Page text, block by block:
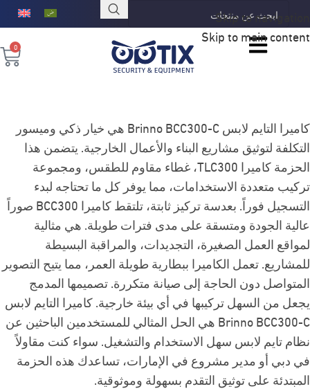
Skip to navigation
Skip to main content
0
كاميرا التايم لابس Brinno BCC300-C هي خيار ذكي وميسور
التكلفة لتوثيق مشاريع البناء والأعمال الخارجية. يتضمن هذا
الحزمة كاميرا TLC300، غطاء مقاوم للطقس، ومجموعة
تركيب متعددة الاستخدامات، مما يوفر كل ما تحتاجه لبدء
التسجيل فوراً. بعدسة تركيز ثابتة، تلتقط كاميرا BCC300 صوراً
عالية الجودة ومتسقة على مدى فترات طويلة. هي مثالية
لمواقع العمل الصغيرة، التجديدات، والمراقبة البسيطة
للمشاريع. تعمل الكاميرا ببطارية طويلة العمر، مما يتيح التصوير
المتواصل دون الحاجة إلى صيانة متكررة. تصميمها المدمج
يجعل من السهل تركيبها في أي بيئة خارجية. كاميرا التايم لابس
Brinno BCC300-C هي الحل المثالي للمستخدمين الباحثين عن
نظام تايم لابس سهل الاستخدام والتشغيل. سواء كنت مقاولاً
في دبي أو مدير مشروع في الإمارات، تساعدك هذه الحزمة
المبتدئة على توثيق التقدم بسهولة وموثوقية.